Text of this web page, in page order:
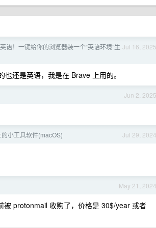
Jul 16, 2025
语！一键给你的浏览器装一个“英语环境”生
还是英语，我是在 Brave 上用的。
Jun 2, 2025
Jul 29, 2024
小工具软件(macOS)
May 21, 2024
被 protonmail 收购了，价格是 30$/year 或者